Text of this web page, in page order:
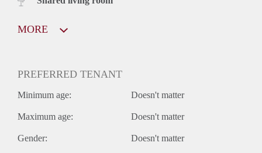
MORE
PREFERRED TENANT
Minimum age: Doesn't matter
Maximum age: Doesn't matter
Gender: Doesn't matter